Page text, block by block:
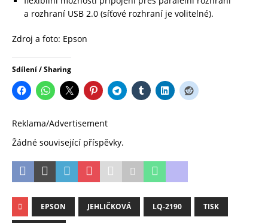
a rozhraní USB 2.0 (síťové rozhraní je volitelné).
Zdroj a foto: Epson
Sdílení / Sharing
Reklama/Advertisement
Žádné související příspěvky.
EPSON JEHLIČKOVÁ LQ-2190 TISK